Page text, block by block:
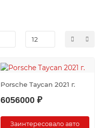
Porsche Taycan 2021 г.
6056000 ₽
Заинтересовало авто